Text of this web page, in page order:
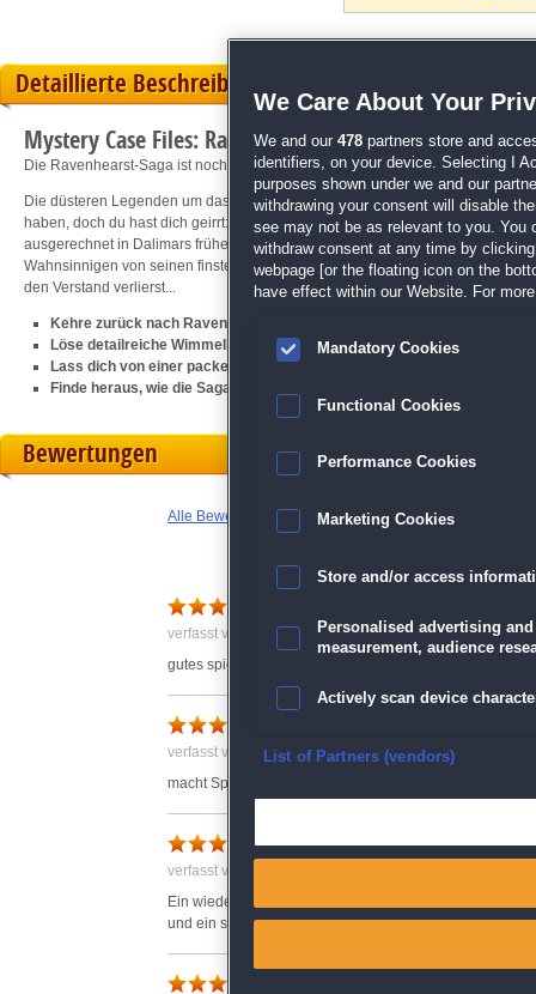
Detaillierte Beschreibung
Mystery Case Files: Ravenhearst Erwacht
Die Ravenhearst-Saga ist noch nicht vorbei...
Die düsteren Legenden um das Ravenhearst-Anwesen nehmen kein Ende.
haben, doch du hast dich geirrt: Völlig verstört wachst du eines Tages in
ausgerechnet in Dalimars früherer Zelle. Du hast nur ein Ziel im Sinn: Du
Wahnsinnigen von seinen finsteren Plänen abbringen. Doch pass auf, dass
den Verstand verlierst...
Kehre zurück nach Ravenhearst und besiege Dalimar
Löse detailreiche Wimmelbilder und knifflige Minispiele
Lass dich von einer packenden Geschichte in ihren Bann ziehen
Finde heraus, wie die Saga von
Bewertungen
Alle Bewertungen anzeigen
verfasst von Anonym am 18.03.2020 um 20:28
gutes spiel
verfasst von Anonym am 12.07.2020 um 13:15
macht Spass
Super-Spiel
verfasst von Anonym am 05.04.2020 um 14:36
Ein wieder einmal sehr gelungenes Spiel aus der
und ein sich sehr schnell aufladender Tipp.
We Care About Your
We and our 478 partners store and
identifiers, on your device. Selecting I
purposes shown under we and our
withdrawing your consent will disable
see may not be as relevant to you. You
withdraw consent at any time by
webpage [or the floating icon on the
have effect within our Website. For
Mandatory Cookies
Functional Cookies
Performance Cookies
Marketing Cookies
Store and/or access
Personalised advertising
measurement, audience
Actively scan device
Ensure security, prevent
List of Partners (vendors)